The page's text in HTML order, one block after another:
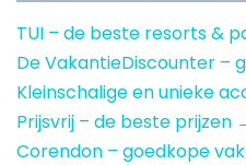
TUI – de beste resorts &
De VakantieDiscounter –
Kleinschalige en unieke
Prijsvrij – de beste prijzen
Corendon – goedkope